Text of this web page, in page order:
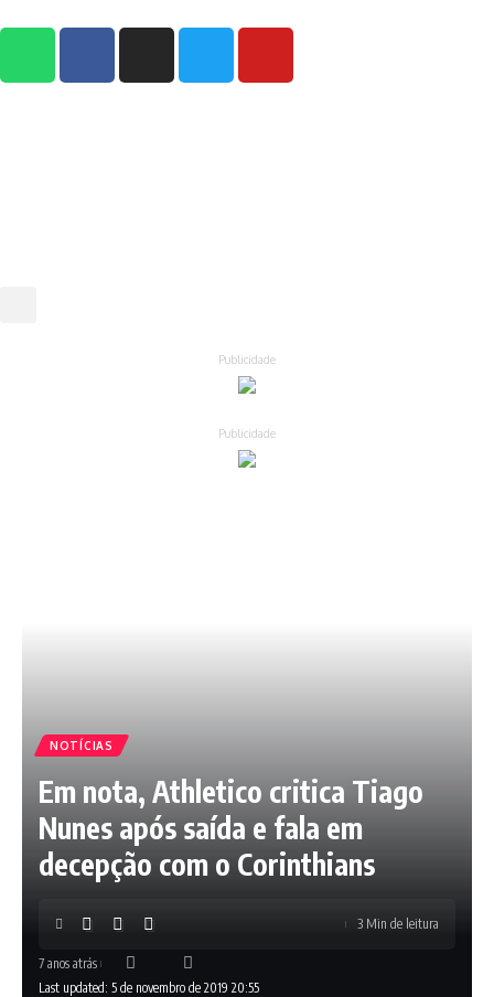
Publicidade
Publicidade
NOTÍCIAS
Em nota, Athletico critica Tiago
Nunes após saída e fala em
decepção com o Corinthians
Last updated: 5 de novembro de 2019 20:55
7 anos atrás
3 Min de leitura